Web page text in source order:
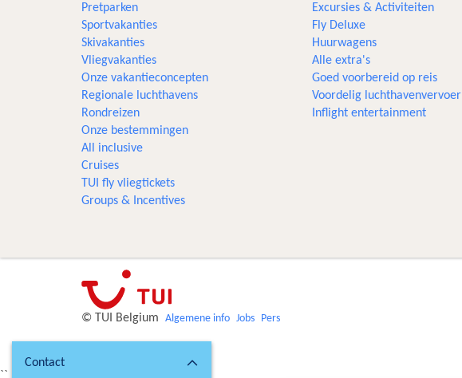
Pretparken
Sportvakanties
Skivakanties
Vliegvakanties
Onze vakantieconcepten
Regionale luchthavens
Rondreizen
Onze bestemmingen
All inclusive
Cruises
TUI fly vliegtickets
Groups & Incentives
Excursies & Activiteiten
Fly Deluxe
Huurwagens
Alle extra's
Goed voorbereid op reis
Voordelig luchthavenvervoer
Inflight entertainment
© TUI Belgium Algemene info Jobs Pers
Contact